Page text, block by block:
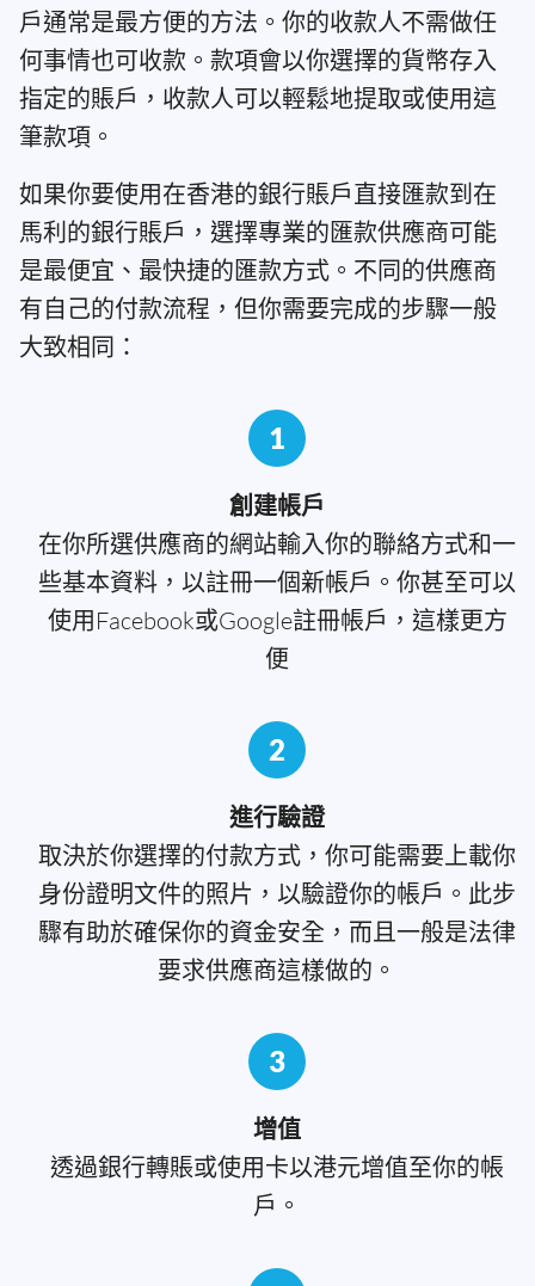
戶通常是最方便的方法。你的收款人不需做任
何事情也可收款。款項會以你選擇的貨幣存入
指定的賬戶，收款人可以輕鬆地提取或使用這
筆款項。
如果你要使用在香港的銀行賬戶直接匯款到在
馬利的銀行賬戶，選擇專業的匯款供應商可能
是最便宜、最快捷的匯款方式。不同的供應商
有自己的付款流程，但你需要完成的步驟一般
大致相同：
1
創建帳戶
在你所選供應商的網站輸入你的聯絡方式和一
些基本資料，以註冊一個新帳戶。你甚至可以
使用Facebook或Google註冊帳戶，這樣更方
便
2
進行驗證
取決於你選擇的付款方式，你可能需要上載你
身份證明文件的照片，以驗證你的帳戶。此步
驟有助於確保你的資金安全，而且一般是法律
要求供應商這樣做的。
3
增值
透過銀行轉賬或使用卡以港元增值至你的帳
戶。